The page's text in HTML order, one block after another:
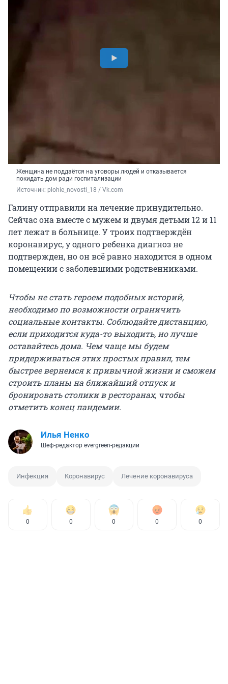
Женщина не поддаётся на уговоры людей и отказывается
покидать дом ради госпитализации
Источник: plohie_novosti_18 / Vk.com
Галину отправили на лечение принудительно.
Сейчас она вместе с мужем и двумя детьми 12 и 11
лет лежат в больнице. У троих подтверждён
коронавирус, у одного ребенка диагноз не
подтвержден, но он всё равно находится в одном
помещении с заболевшими родственниками.
Чтобы не стать героем подобных историй,
необходимо по возможности ограничить
социальные контакты. Соблюдайте дистанцию,
если приходится куда-то выходить, но лучше
оставайтесь дома. Чем чаще мы будем
придерживаться этих простых правил, тем
быстрее вернемся к привычной жизни и сможем
строить планы на ближайший отпуск и
бронировать столики в ресторанах, чтобы
отметить конец пандемии.
Илья Ненко
Шеф-редактор evergreen-редакции
Инфекция Коронавирус Лечение коронавируса
0 0 0 0 0